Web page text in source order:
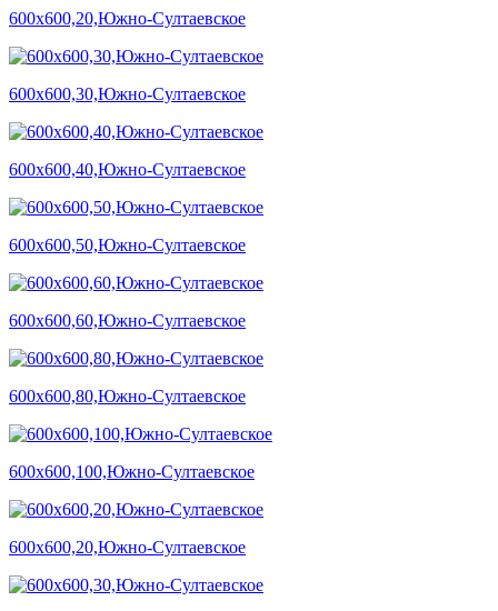
600х600,20,Южно-Султаевское
600х600,30,Южно-Султаевское
600х600,40,Южно-Султаевское
600х600,50,Южно-Султаевское
600х600,60,Южно-Султаевское
600х600,80,Южно-Султаевское
600х600,100,Южно-Султаевское
600х600,20,Южно-Султаевское